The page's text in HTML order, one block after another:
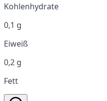
Kohlenhydrate
0,1 g
Eiweiß
0,2 g
Fett